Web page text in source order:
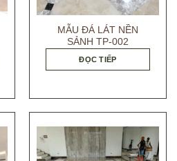
MẪU ĐÁ LÁT NỀN
SẢNH TP-002
ĐỌC TIẾP